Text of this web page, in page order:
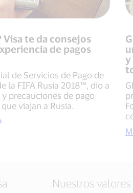
Visa te da consejos
de pagos
de Servicios de Pago de
la FIFA Rusia 2018™, dio a
precauciones de pago
viajan a Rusia.
y
Nuestros valores